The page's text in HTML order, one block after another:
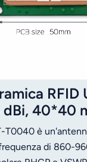
RFID
40*40
T0040 è
di 860-